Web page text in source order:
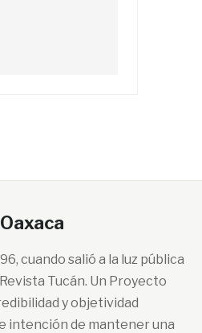
cuando salió a la luz pública
Tucán. Un Proyecto
y objetividad
intención de mantener una